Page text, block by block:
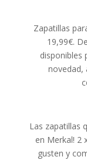
Zapatillas
19,99€.
disponibles
novedad,
Las zapatillas
en Merkal! 2
gusten y